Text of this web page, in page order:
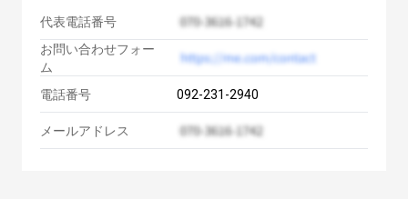
代表電話番号
お問い合わせフォー
ム
電話番号
092-231-2940
メールアドレス